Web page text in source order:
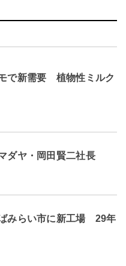
で新需要 植物性ミルク
ダヤ・岡田賢二社長
みらい市に新工場 29年